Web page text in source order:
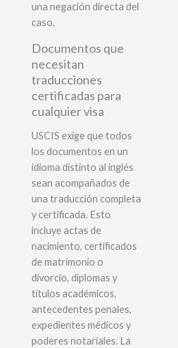
una negación directa del
caso.
Documentos que
necesitan
traducciones
certificadas para
cualquier visa
USCIS exige que todos
los documentos en un
idioma distinto al inglés
sean acompañados de
una traducción completa
y certificada. Esto
incluye actas de
nacimiento, certificados
de matrimonio o
divorcio, diplomas y
títulos académicos,
antecedentes penales,
expedientes médicos y
poderes notariales. La